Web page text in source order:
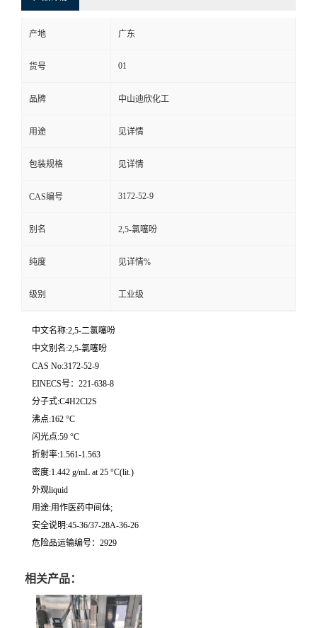
式
在
线
留
言
产地 广东
货号 01
品牌 中山迪欣化工
用途 见详情
包装规格 见详情
CAS编号 3172-52-9
别名 2,5-氯噻吩
纯度 见详情%
级别 工业级
中文名称:2,5-二氯噻吩
中文别名:2,5-氯噻吩
CAS No:3172-52-9
EINECS号：221-638-8
分子式:C4H2Cl2S
沸点:162 °C
闪光点:59 °C
折射率:1.561-1.563
密度:1.442 g/mL at 25 °C(lit.)
外观liquid
用途:用作医药中间体;
安全说明:45-36/37-28A-36-26
危险品运输编号：2929
相关产品：